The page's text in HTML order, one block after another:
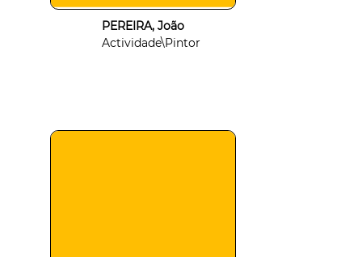
PEREIRA, João
Actividade\Pintor